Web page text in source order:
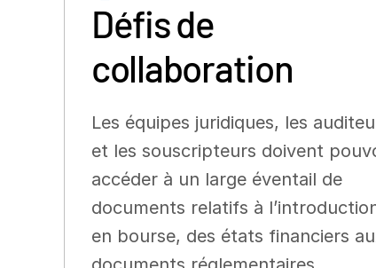
Défis de
collaboration
Les équipes juridiques, les
et les souscripteurs doivent
accéder à un large éventail de
documents relatifs à
en bourse, des états financiers